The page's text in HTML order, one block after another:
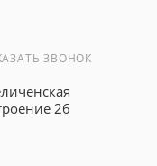
ЗВОНОК
26